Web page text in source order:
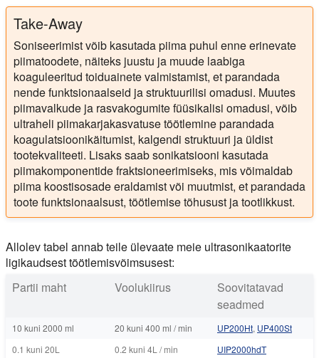
Take-Away
Soniseerimist võib kasutada piima puhul enne erinevate
piimatoodete, näiteks juustu ja muude laabiga
koaguleeritud toiduainete valmistamist, et parandada
nende funktsionaalseid ja struktuurilisi omadusi. Muutes
piimavalkude ja rasvakogumite füüsikalisi omadusi, võib
ultraheli piimakarjakasvatuse töötlemine parandada
koagulatsioonikäitumist, kalgendi struktuuri ja üldist
tootekvaliteeti. Lisaks saab sonikatsiooni kasutada
piimakomponentide fraktsioneerimiseks, mis võimaldab
piima koostisosade eraldamist või muutmist, et parandada
toote funktsionaalsust, töötlemise tõhusust ja tootlikkust.
Allolev tabel annab teile ülevaate meie ultrasonikaatorite
ligikaudsest töötlemisvõimsusest:
Partii maht
Voolukiirus
Soovitatavad
seadmed
10 kuni 2000 ml 20 kuni 400 ml / min UP200Ht, UP400St
0.1 kuni 20L
0.2 kuni 4L / min
UIP2000hdT